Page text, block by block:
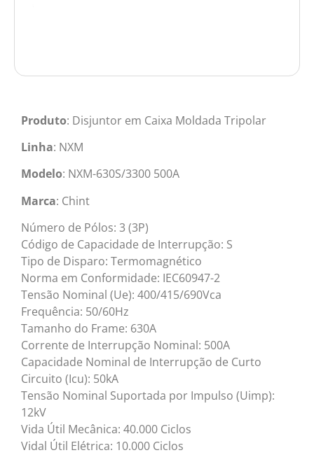
Produto: Disjuntor em Caixa Moldada Tripolar
Linha: NXM
Modelo: NXM-630S/3300 500A
Marca: Chint
Número de Pólos: 3 (3P)
Código de Capacidade de Interrupção: S
Tipo de Disparo: Termomagnético
Norma em Conformidade: IEC60947-2
Tensão Nominal (Ue): 400/415/690Vca
Frequência: 50/60Hz
Tamanho do Frame: 630A
Corrente de Interrupção Nominal: 500A
Capacidade Nominal de Interrupção de Curto
Circuito (Icu): 50kA
Tensão Nominal Suportada por Impulso (Uimp):
12kV
Vida Útil Mecânica: 40.000 Ciclos
Vidal Útil Elétrica: 10.000 Ciclos